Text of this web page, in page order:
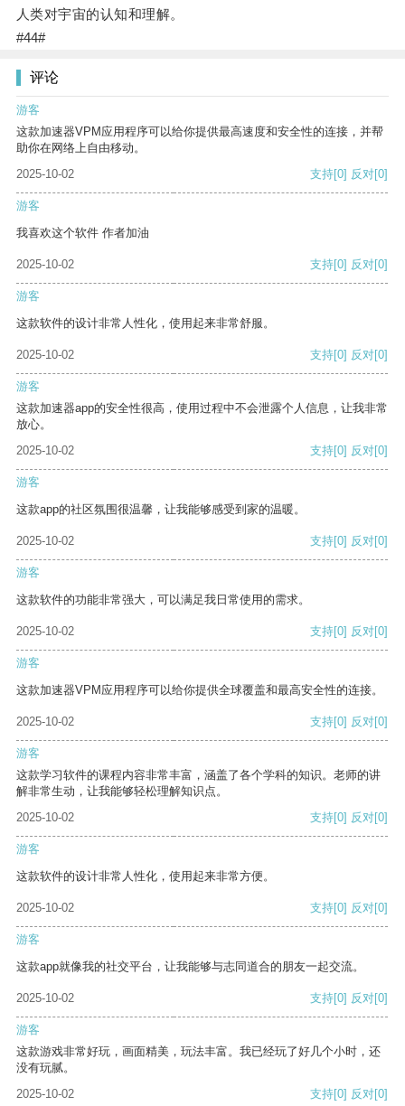
人类对宇宙的认知和理解。
#44#
评论
游客
这款加速器VPM应用程序可以给你提供最高速度和安全性的连接，并帮
助你在网络上自由移动。
2025-10-02
支持[0] 反对[0]
游客
我喜欢这个软件 作者加油
2025-10-02 支持[0] 反对[0]
游客
这款软件的设计非常人性化，使用起来非常舒服。
2025-10-02 支持[0] 反对[0]
游客
这款加速器app的安全性很高，使用过程中不会泄露个人信息，让我非常
放心。
2025-10-02
支持[0] 反对[0]
游客
这款app的社区氛围很温馨，让我能够感受到家的温暖。
2025-10-02 支持[0] 反对[0]
游客
这款软件的功能非常强大，可以满足我日常使用的需求。
2025-10-02 支持[0] 反对[0]
游客
这款加速器VPM应用程序可以给你提供全球覆盖和最高安全性的连接。
2025-10-02 支持[0] 反对[0]
游客
这款学习软件的课程内容非常丰富，涵盖了各个学科的知识。老师的讲
解非常生动，让我能够轻松理解知识点。
2025-10-02
支持[0] 反对[0]
游客
这款软件的设计非常人性化，使用起来非常方便。
2025-10-02 支持[0] 反对[0]
游客
这款app就像我的社交平台，让我能够与志同道合的朋友一起交流。
2025-10-02 支持[0] 反对[0]
游客
这款游戏非常好玩，画面精美，玩法丰富。我已经玩了好几个小时，还
没有玩腻。
2025-10-02
支持[0] 反对[0]